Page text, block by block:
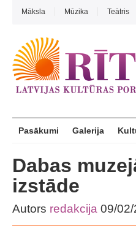
Māksla Mūzika Teātris
Pasākumi Galerija
Dabas
izstāde
Autors redakcija 09/